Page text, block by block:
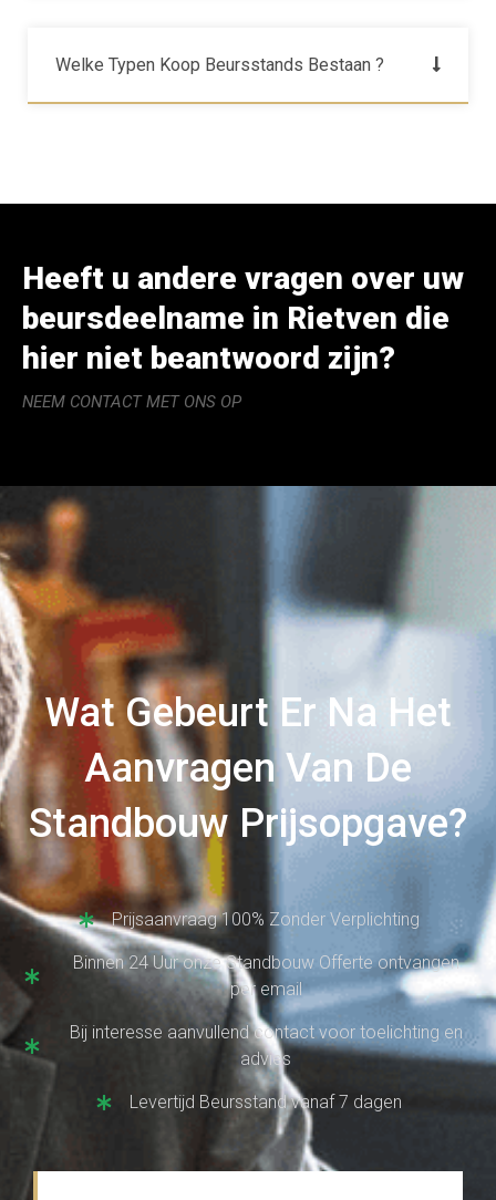
Welke Typen Koop Beursstands Bestaan ?
Heeft u andere vragen over uw
beursdeelname in Rietven die
hier niet beantwoord zijn?
NEEM CONTACT MET ONS OP
Wat Gebeurt Er Na Het
Aanvragen Van De
Standbouw Prijsopgave?
Prijsaanvraag 100% Zonder Verplichting
Binnen 24 Uur onze Standbouw Offerte ontvangen
per email
Bij interesse aanvullend contact voor toelichting en
advies
Levertijd Beursstand vanaf 7 dagen